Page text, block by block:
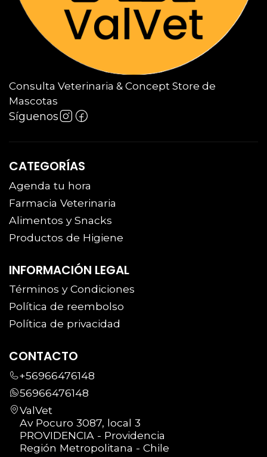
Consulta Veterinaria & Concept Store de
Mascotas
Síguenos
CATEGORÍAS
Agenda tu hora
Farmacia Veterinaria
Alimentos y Snacks
Productos de Higiene
INFORMACIÓN LEGAL
Términos y Condiciones
Política de reembolso
Política de privacidad
CONTACTO
+56966476148
56966476148
ValVet
Av Pocuro 3087, local 3
PROVIDENCIA - Providencia
Región Metropolitana - Chile